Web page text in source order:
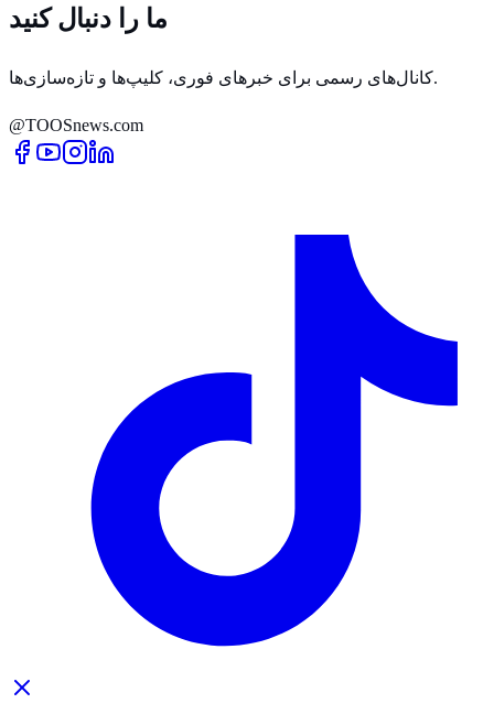
ما را دنبال کنید
کانال‌های رسمی برای خبرهای فوری، کلیپ‌ها و تازه‌سازی‌ها.
@TOOSnews.com